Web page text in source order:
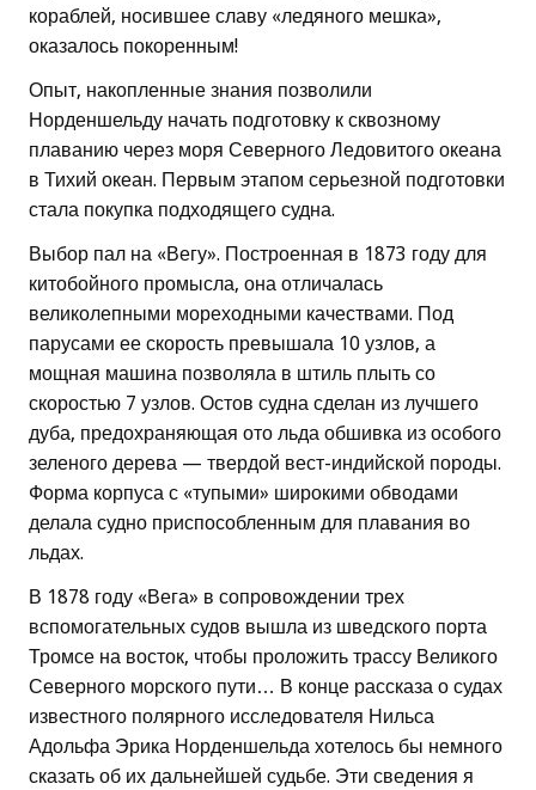
кораблей, носившее славу «ледяного мешка»,
оказалось покоренным!
Опыт, накопленные знания позволили
Норденшельду начать подготовку к сквозному
плаванию через моря Северного Ледовитого океана
в Тихий океан. Первым этапом серьезной подготовки
стала покупка подходящего судна.
Выбор пал на «Вегу». Построенная в 1873 году для
китобойного промысла, она отличалась
великолепными мореходными качествами. Под
парусами ее скорость превышала 10 узлов, а
мощная машина позволяла в штиль плыть со
скоростью 7 узлов. Остов судна сделан из лучшего
дуба, предохраняющая ото льда обшивка из особого
зеленого дерева — твердой вест-индийской породы.
Форма корпуса с «тупыми» широкими обводами
делала судно приспособленным для плавания во
льдах.
В 1878 году «Вега» в сопровождении трех
вспомогательных судов вышла из шведского порта
Тромсе на восток, чтобы проложить трассу Великого
Северного морского пути… В конце рассказа о судах
известного полярного исследователя Нильса
Адольфа Эрика Норденшельда хотелось бы немного
сказать об их дальнейшей судьбе. Эти сведения я